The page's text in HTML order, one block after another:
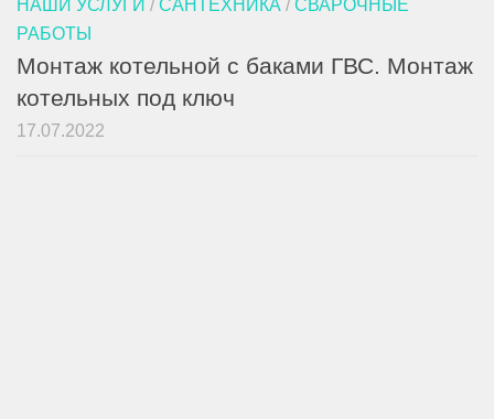
НАШИ УСЛУГИ / САНТЕХНИКА / СВАРОЧНЫЕ
РАБОТЫ
Монтаж котельной с баками ГВС. Монтаж
котельных под ключ
17.07.2022